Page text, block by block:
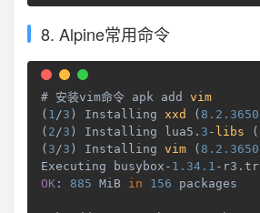
8. Alpine常用命令
# 安装vim命令 apk add vim
( 1/3 ) Installing xxd ( 8.2 .3650
( 2/3 ) Installing lua5 . 3 - libs (
( 3/3 ) Installing vim ( 8.2 .3650
Executing busybox - 1.34 .1 - r3 .
OK : 885 MiB in 156 packages